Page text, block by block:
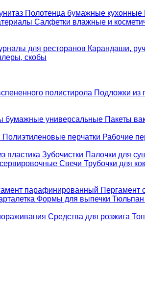
Полотенца бумажные кухонные
Салфетки влажные и
для ресторанов Карандаши,
скобы
полистирола Подложки из
бумажные универсальные Пакеты
Полиэтиленовые перчатки Рабочие
пластика Зубочистки Палочки для
Свечи Трубочки для
парафинированный Пергамент
Формы для выпечки Тюльпан
Средства для розжига